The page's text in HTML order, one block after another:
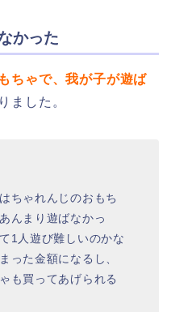
かった
ちゃで、我が子が遊ば
ました。
ちゃれんじのおもち
んまり遊ばなかっ
1人遊び難しいのかな
った金額になるし、
も買ってあげられる